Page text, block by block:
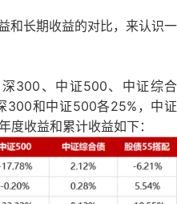
和长期收益的对比，来认识一
300、中证500、中证综合
300和中证500各25%，中证
度收益和累计收益如下：